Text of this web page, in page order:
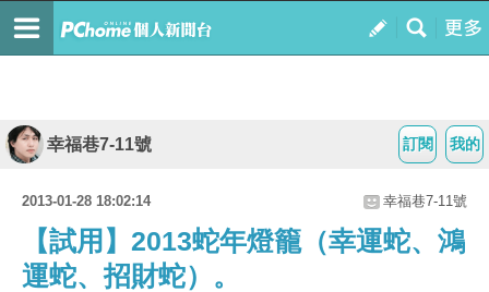
我的
訂閱
幸福巷7-11號
2013-01-28 18:02:14 幸福巷7-11號
【試用】2013蛇年燈籠（幸運蛇、鴻
運蛇、招財蛇）。